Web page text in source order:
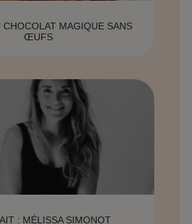
CHOCOLAT MAGIQUE SANS
ŒUFS
: MÉLISSA SIMONOT